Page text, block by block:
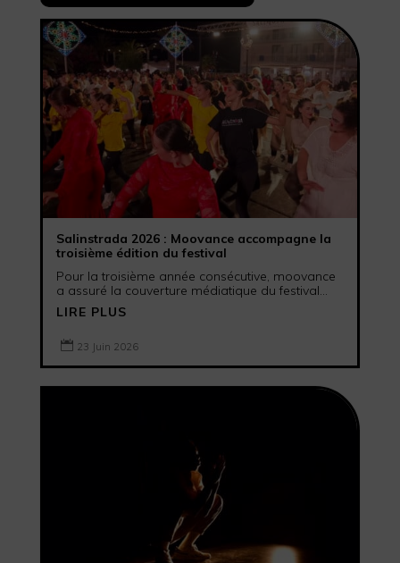
Salinstrada 2026 : Moovance accompagne la
troisième édition du festival
Pour la troisième année consécutive, moovance
a assuré la couverture médiatique du festival...
LIRE PLUS
 23 Juin 2026